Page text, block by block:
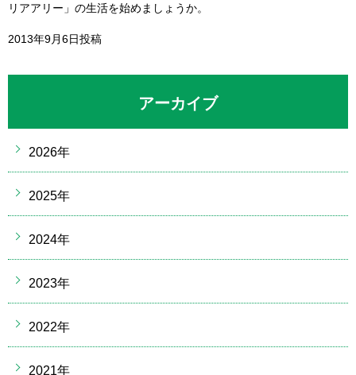
リアアリー」の生活を始めましょうか。
2013年9月6日投稿
アーカイブ
2026年
2025年
2024年
2023年
2022年
2021年